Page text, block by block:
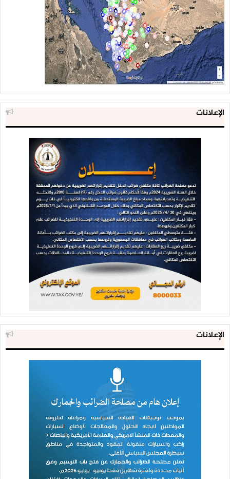
الإعلانات
الإعلانات